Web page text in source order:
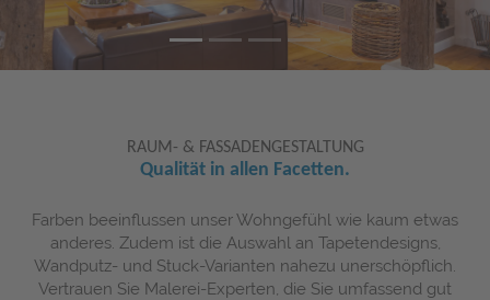
RAUM- & FASSADENGESTALTUNG
Qualität in allen Facetten.
Farben beeinflussen unser Wohngefühl wie kaum etwas
anderes. Zudem ist die Auswahl an Tapetendesigns,
Wandputz- und Stuck-Varianten nahezu unerschöpflich.
Vertrauen Sie Malerei-Experten, die Sie umfassend gut